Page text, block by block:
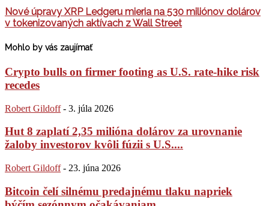
Nové úpravy XRP Ledgeru mieria na 530 miliónov dolárov
v tokenizovaných aktívach z Wall Street
Mohlo by vás zaujímať
Crypto bulls on firmer footing as U.S. rate-hike risk
recedes
Robert Gildoff - 3. júla 2026
Hut 8 zaplatí 2,35 milióna dolárov za urovnanie
žaloby investorov kvôli fúzii s U.S....
Robert Gildoff - 23. júna 2026
Bitcoin čelí silnému predajnému tlaku napriek